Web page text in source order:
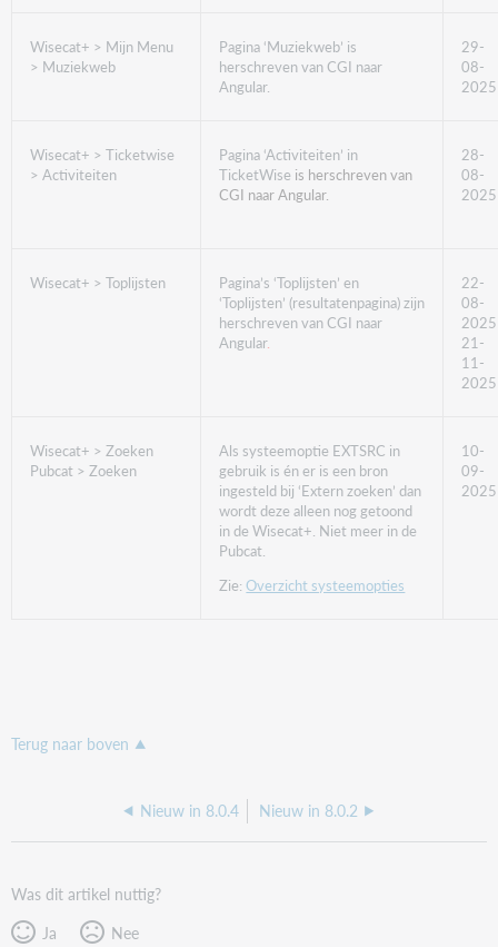
Wisecat+ > Mijn Menu
> Muziekweb
Pagina ‘Muziekweb’ is
herschreven van CGI naar
Angular.
29-
08-
2025
Wisecat+ > Ticketwise
> Activiteiten
Pagina ‘Activiteiten’ in
TicketWise is herschreven van
CGI naar Angular.
28-
08-
2025
Wisecat+ > Toplijsten
Pagina’s ‘Toplijsten’ en
‘Toplijsten’ (resultatenpagina) zijn
herschreven van CGI naar
Angular.
22-
08-
2025
21-
11-
2025
Wisecat+ > Zoeken
Pubcat > Zoeken
Als systeemoptie EXTSRC in
gebruik is én er is een bron
ingesteld bij ‘Extern zoeken’ dan
wordt deze alleen nog getoond
in de Wisecat+. Niet meer in de
Pubcat.
Zie:Overzicht systeemopties
10-
09-
2025
Terug naar boven
Nieuw in 8.0.4 Nieuw in 8.0.2
Was dit artikel nuttig?
Ja
Nee